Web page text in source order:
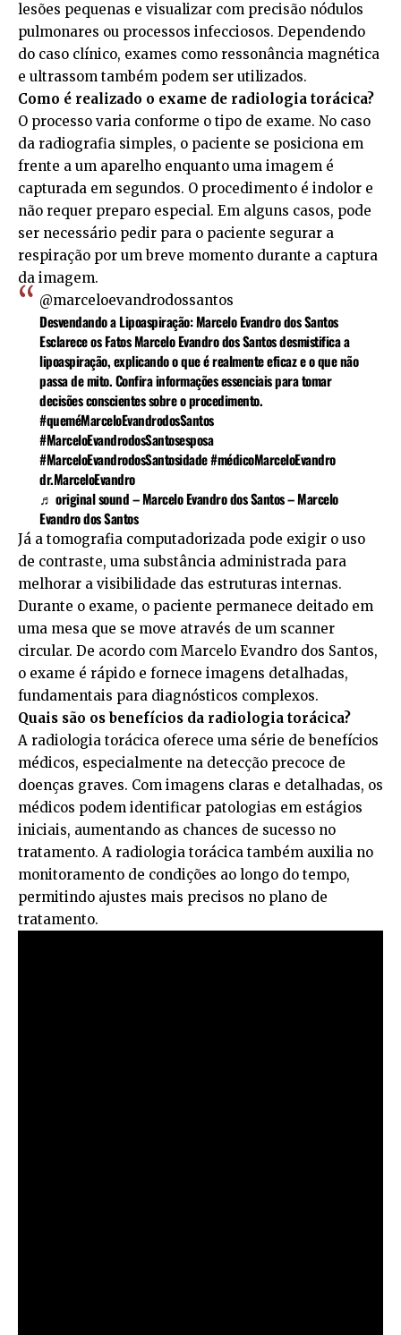
lesões pequenas e visualizar com precisão nódulos
pulmonares ou processos infecciosos. Dependendo
do caso clínico, exames como ressonância magnética
e ultrassom também podem ser utilizados.
Como é realizado o exame de radiologia torácica?
O processo varia conforme o tipo de exame. No caso
da radiografia simples, o paciente se posiciona em
frente a um aparelho enquanto uma imagem é
capturada em segundos. O procedimento é indolor e
não requer preparo especial. Em alguns casos, pode
ser necessário pedir para o paciente segurar a
respiração por um breve momento durante a captura
da imagem.
@marceloevandrodossantos
Desvendando a Lipoaspiração: Marcelo Evandro dos Santos
Esclarece os Fatos Marcelo Evandro dos Santos desmistifica a
lipoaspiração, explicando o que é realmente eficaz e o que não
passa de mito. Confira informações essenciais para tomar
decisões conscientes sobre o procedimento.
#queméMarceloEvandrodosSantos
#MarceloEvandrodosSantosesposa
#MarceloEvandrodosSantosidade#médicoMarceloEvandro
dr.MarceloEvandro
♬ original sound – Marcelo Evandro dos Santos – Marcelo
Evandro dos Santos
Já a tomografia computadorizada pode exigir o uso
de contraste, uma substância administrada para
melhorar a visibilidade das estruturas internas.
Durante o exame, o paciente permanece deitado em
uma mesa que se move através de um scanner
circular. De acordo com Marcelo Evandro dos Santos,
o exame é rápido e fornece imagens detalhadas,
fundamentais para diagnósticos complexos.
Quais são os benefícios da radiologia torácica?
A radiologia torácica oferece uma série de benefícios
médicos, especialmente na detecção precoce de
doenças graves. Com imagens claras e detalhadas, os
médicos podem identificar patologias em estágios
iniciais, aumentando as chances de sucesso no
tratamento. A radiologia torácica também auxilia no
monitoramento de condições ao longo do tempo,
permitindo ajustes mais precisos no plano de
tratamento.